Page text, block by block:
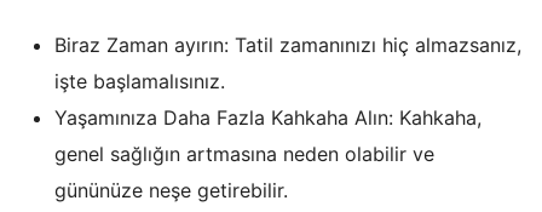
Biraz Zaman ayırın: Tatil zamanınızı hiç almazsanız,
işte başlamalısınız.
Yaşamınıza Daha Fazla Kahkaha Alın: Kahkaha,
genel sağlığın artmasına neden olabilir ve
gününüze neşe getirebilir.